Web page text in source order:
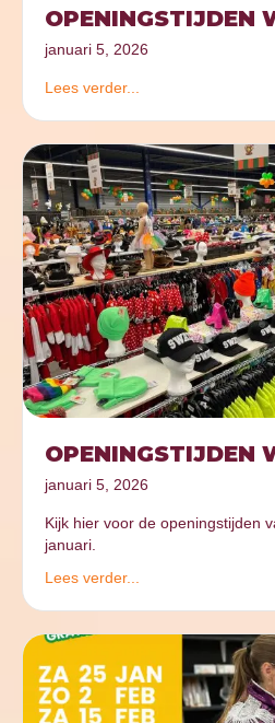
OPENINGSTIJDEN
januari 5, 2026
Lees verder...
OPENINGSTIJDEN
januari 5, 2026
Kijk hier voor de openingstijden
januari.
Lees verder...